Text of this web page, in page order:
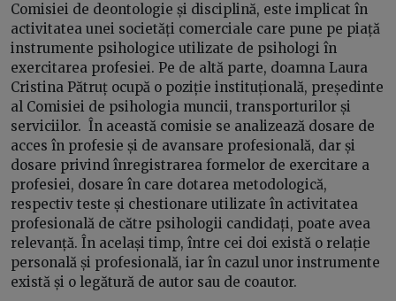
Comisiei de deontologie și disciplină, este implicat în
activitatea unei societăți comerciale care pune pe piață
instrumente psihologice utilizate de psihologi în
exercitarea profesiei. Pe de altă parte, doamna Laura
Cristina Pătruț ocupă o poziție instituțională, președinte
al Comisiei de psihologia muncii, transporturilor și
serviciilor. În această comisie se analizează dosare de
acces în profesie și de avansare profesională, dar și
dosare privind înregistrarea formelor de exercitare a
profesiei, dosare în care dotarea metodologică,
respectiv teste și chestionare utilizate în activitatea
profesională de către psihologii candidați, poate avea
relevanță. În același timp, între cei doi există o relație
personală și profesională, iar în cazul unor instrumente
există și o legătură de autor sau de coautor.